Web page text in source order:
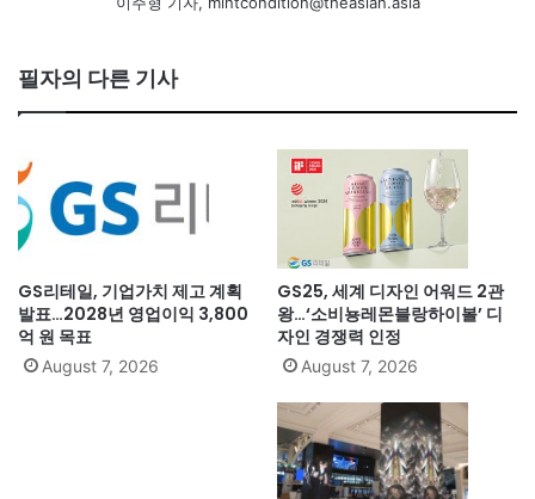
필자의 다른 기사
GS리테일, 기업가치 제고 계획
발표…2028년 영업이익 3,800
억 원 목표
August 7, 2026
GS25, 세계 디자인 어워드 2관
왕…‘소비뇽레몬블랑하이볼’ 디
자인 경쟁력 인정
August 7, 2026